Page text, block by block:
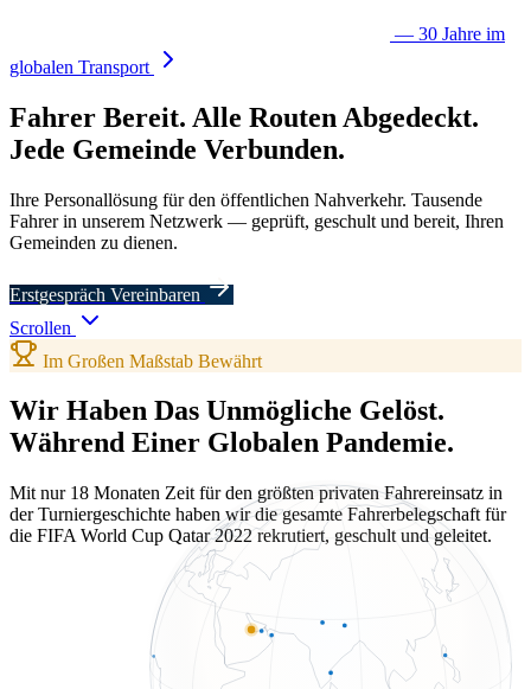
— 30 Jahre im
globalen Transport
Fahrer Bereit. Alle Routen Abgedeckt.
Jede Gemeinde Verbunden.
Ihre Personallösung für den öffentlichen Nahverkehr. Tausende
Fahrer in unserem Netzwerk — geprüft, geschult und bereit, Ihren
Gemeinden zu dienen.
Erstgespräch Vereinbaren
Scrollen
Im Großen Maßstab Bewährt
Wir Haben Das Unmögliche Gelöst.
Während Einer Globalen Pandemie.
Mit nur 18 Monaten Zeit für den größten privaten Fahrereinsatz in
der Turniergeschichte haben wir die gesamte Fahrerbelegschaft für
die FIFA World Cup Qatar 2022 rekrutiert, geschult und geleitet.